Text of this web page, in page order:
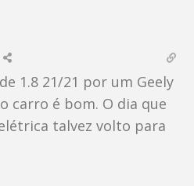
1.8 21/21 por um Geely
carro é bom. O dia que
talvez volto para